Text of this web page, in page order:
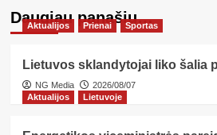
Daugiau panašių…
Aktualijos Prienai Sportas
Lietuvos sklandytojai liko šalia
NG Media
2026/08/07
Aktualijos
Lietuvoje